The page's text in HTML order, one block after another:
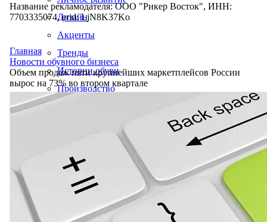
Дизайн
Акценты
Тренды
Истории обуви
Производство
Название рекламодателя: ООО "Рикер Восток", ИНН:
7703335074, erid: LjN8K37Ko
Главная
Новости обувного бизнеса
Объем продаж пяти крупнейших маркетплейсов России
вырос на 73% во втором квартале